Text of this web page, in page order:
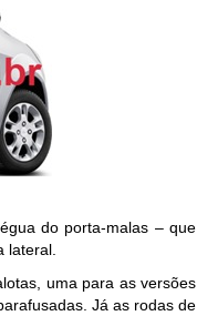
do porta-malas – que
lateral.
uma para as versões
Já as rodas de